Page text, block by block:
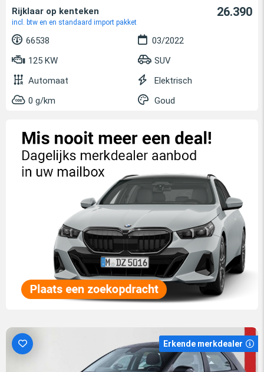
Rijklaar op kenteken
incl. btw en en standaard import pakket
26.390
66538
03/2022
125 KW
SUV
Automaat
Elektrisch
0 g/km
Goud
Erkende merkdealer